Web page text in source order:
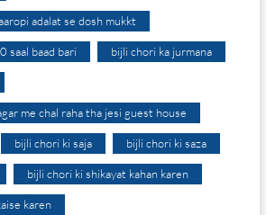
adalat se dosh mukkt
saal baad bari bijli chori ka jurmana
me chal raha tha jesi guest house
bijli chori ki saja bijli chori ki saza
bijli chori ki shikayat kahan karen
karen